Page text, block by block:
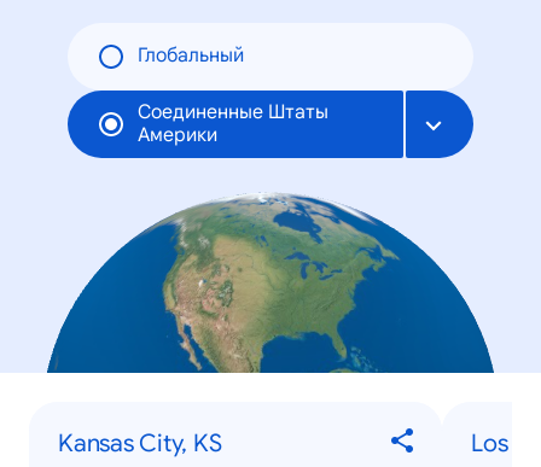
Глобальный
Соединенные Штаты
Америки
Kansas City, KS
Los